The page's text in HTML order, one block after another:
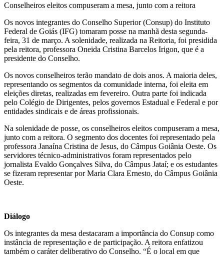
Conselheiros eleitos compuseram a mesa, junto com a reitora
Os novos integrantes do Conselho Superior (Consup) do Instituto
Federal de Goiás (IFG) tomaram posse na manhã desta segunda-
feira, 31 de março. A solenidade, realizada na Reitoria, foi presidida
pela reitora, professora Oneida Cristina Barcelos Irigon, que é a
presidente do Conselho.
Os novos conselheiros terão mandato de dois anos. A maioria deles,
representando os segmentos da comunidade interna, foi eleita em
eleições diretas, realizadas em fevereiro. Outra parte foi indicada
pelo Colégio de Dirigentes, pelos governos Estadual e Federal e por
entidades sindicais e de áreas profissionais.
Na solenidade de posse, os conselheiros eleitos compuseram a mesa,
junto com a reitora. O segmento dos docentes foi representado pela
professora Janaína Cristina de Jesus, do Câmpus Goiânia Oeste. Os
servidores técnico-administrativos foram representados pelo
jornalista Evaldo Gonçalves Silva, do Câmpus Jataí; e os estudantes
se fizeram representar por Maria Clara Ernesto, do Câmpus Goiânia
Oeste.
Diálogo
Os integrantes da mesa destacaram a importância do Consup como
instância de representação e de participação. A reitora enfatizou
também o caráter deliberativo do Conselho. “É o local em que